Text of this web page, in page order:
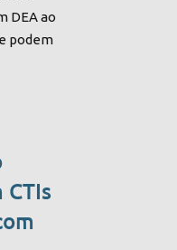
DEA ao
podem
CTIs